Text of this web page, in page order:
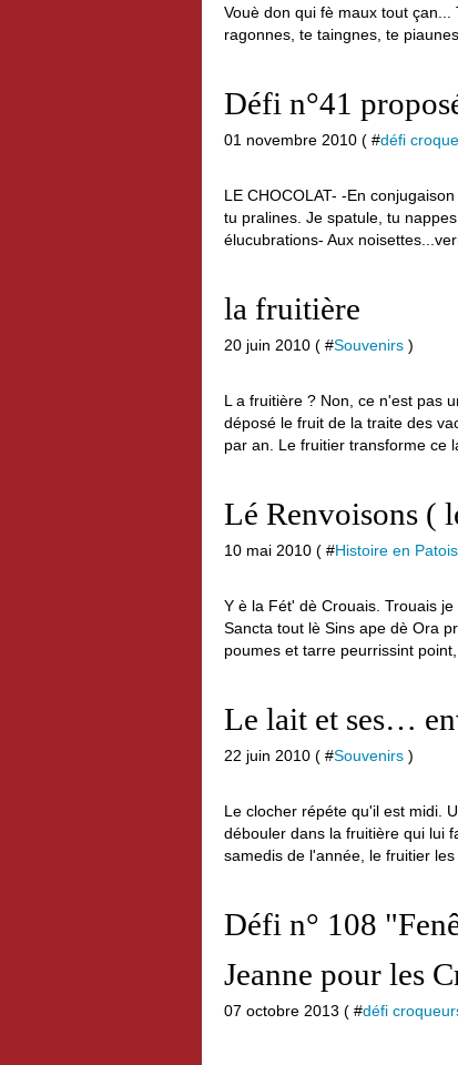
Vouè don qui fè maux tout
ragonnes, te taingnes, te
Défi n°41
01 novembre 2010 ( #défi
LE CHOCOLAT- -En
tu pralines. Je spatule, tu
élucubrations- Aux
la fruitière
20 juin 2010 ( #Souvenirs )
L a fruitière ? Non, ce n'est pas
déposé le fruit de la traite des
par an. Le fruitier transforme ce
Lé Renvoisons (
10 mai 2010 ( #Histoire en Patois
Y è la Fét' dè Crouais. Trouais
Sancta tout lè Sins ape dè Ora
poumes et tarre peurrissint point,
Le lait et ses…
22 juin 2010 ( #Souvenirs )
Le clocher répéte qu'il est midi.
débouler dans la fruitière qui lui
samedis de l'année, le fruitier les
Défi n° 108
Jeanne pour les
07 octobre 2013 ( #défi